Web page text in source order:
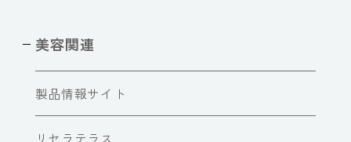
美容関連
製品情報サイト
リセラテラス